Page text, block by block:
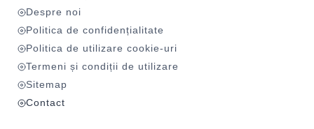
Despre noi
Politica de confidențialitate
Politica de utilizare cookie-uri
Termeni și condiții de utilizare
Sitemap
Contact